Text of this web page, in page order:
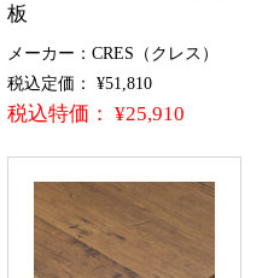
板
メーカー：CRES（クレス）
税込定価： ¥51,810
税込特価： ¥25,910